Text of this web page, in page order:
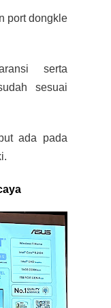
port dongkle
serta
sesuai
ada pada